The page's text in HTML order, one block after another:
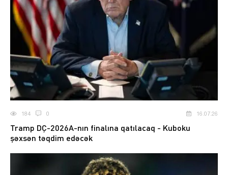
184 0 16.07.26
Tramp DÇ-2026A-nın finalına qatılacaq - Kuboku
şəxsən təqdim edəcək